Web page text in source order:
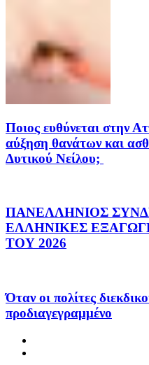
Ποιος ευθύνεται στην
αύξηση θανάτων και
Δυτικού Νείλου;
ΠΑΝΕΛΛΗΝΙΟΣ
ΕΛΛΗΝΙΚΕΣ
ΤΟΥ 2026
Όταν οι πολίτες
προδιαγεγραμμένο